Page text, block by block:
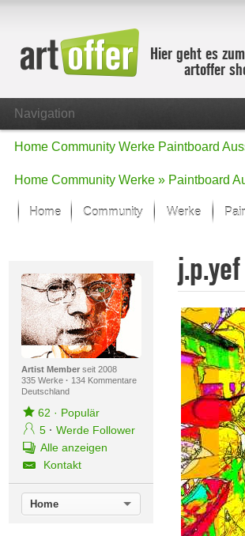
Hier geht es zum
artoffer
Navigation
Home Community Werke Paintboard
Home Community Werke » Paintboard
Home Community Werke
Der letzte
Alle Fokus-
Standard-
Fokus-Werke
Neue Werke
Alle neuen
Artist Memberseit 2008
335 Werke · 134 Kommentare
Deutschland
62 · Populär
5 · Werde Follower
Alle anzeigen
Kontakt
Home
j.p.yef